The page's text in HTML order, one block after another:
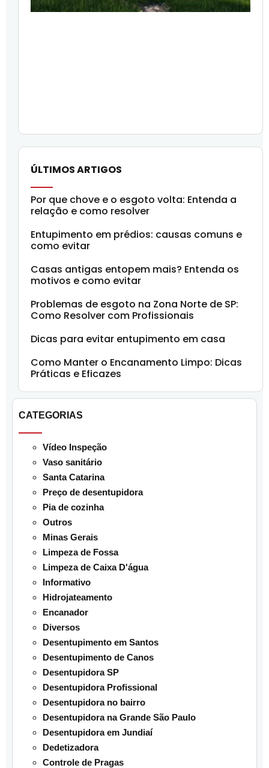
ÚLTIMOS ARTIGOS
Por que chove e o esgoto volta: Entenda a
relação e como resolver
Entupimento em prédios: causas comuns e
como evitar
Casas antigas entopem mais? Entenda os
motivos e como evitar
Problemas de esgoto na Zona Norte de SP:
Como Resolver com Profissionais
Dicas para evitar entupimento em casa
Como Manter o Encanamento Limpo: Dicas
Práticas e Eficazes
CATEGORIAS
Vídeo Inspeção
Vaso sanitário
Santa Catarina
Preço de desentupidora
Pia de cozinha
Outros
Minas Gerais
Limpeza de Fossa
Limpeza de Caixa D'água
Informativo
Hidrojateamento
Encanador
Diversos
Desentupimento em Santos
Desentupimento de Canos
Desentupidora SP
Desentupidora Profissional
Desentupidora no bairro
Desentupidora na Grande São Paulo
Desentupidora em Jundiaí
Dedetizadora
Controle de Pragas